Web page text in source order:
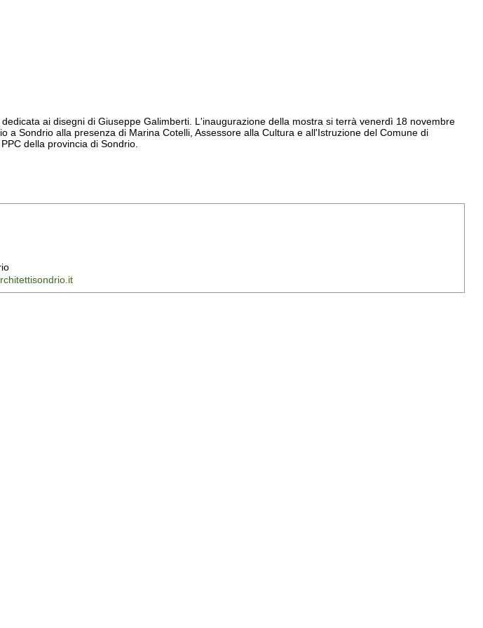
ai disegni di Giuseppe Galimberti. L'inaugurazione della mostra si terrà venerdì 18 novembre
a Sondrio alla presenza di Marina Cotelli, Assessore alla Cultura e all'Istruzione del Comune di
della provincia di Sondrio.